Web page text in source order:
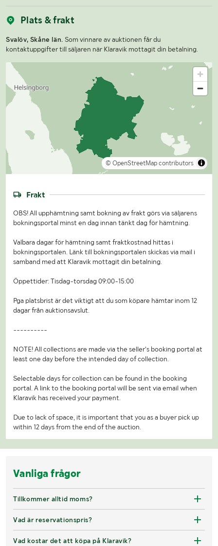
Plats & frakt
Svalöv, Skåne län. Som vinnare av auktionen får du
kontaktuppgifter till säljaren när Klaravik mottagit din betalning.
© OpenStreetMap contributors
Frakt
OBS! All upphämtning samt bokning av frakt görs via säljarens
bokningsportal minst en dag innan tänkt dag för hämtning.
Valbara dagar för hämtning samt fraktkostnad hittas i
bokningsportalen. Länk till bokningsportalen skickas via mail i
samband med att Klaravik mottagit din betalning.
Öppettider: Tisdag-torsdag 09:00-15:00
Pga platsbrist är det viktigt att du som köpare hämtar inom 12
dagar från auktionsavslut.
----------
NOTE! All collections are made via the seller's booking portal at
least one day before the intended day of collection.
Selectable days for collection can be found in the booking
portal. A link to the booking portal will be sent via email when
Klaravik has received your payment.
Due to lack of space, it is important that you as a buyer pick up
within 12 days from the end of the auction.
Vanliga frågor
Tillkommer alltid moms?
Vad är reservationspris?
Vad kostar det att köpa på Klaravik?